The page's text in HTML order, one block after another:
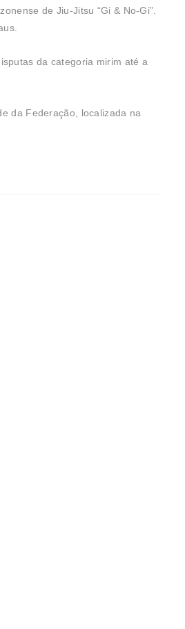
de Jiu-Jitsu “Gi & No-Gi”.
da categoria mirim até a
da Federação, localizada na